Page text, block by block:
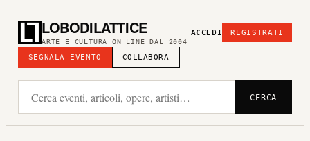
LOBODILATTICE
ARTE E CULTURA ON LINE DAL 2004
SEGNALA EVENTO COLLABORA
ACCEDI REGISTRATI
CERCA